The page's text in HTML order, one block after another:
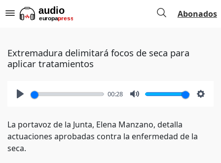
Abonados
Extremadura delimitará focos de seca para
aplicar tratamientos
00:28
La portavoz de la Junta, Elena Manzano, detalla
actuaciones aprobadas contra la enfermedad de la
seca.